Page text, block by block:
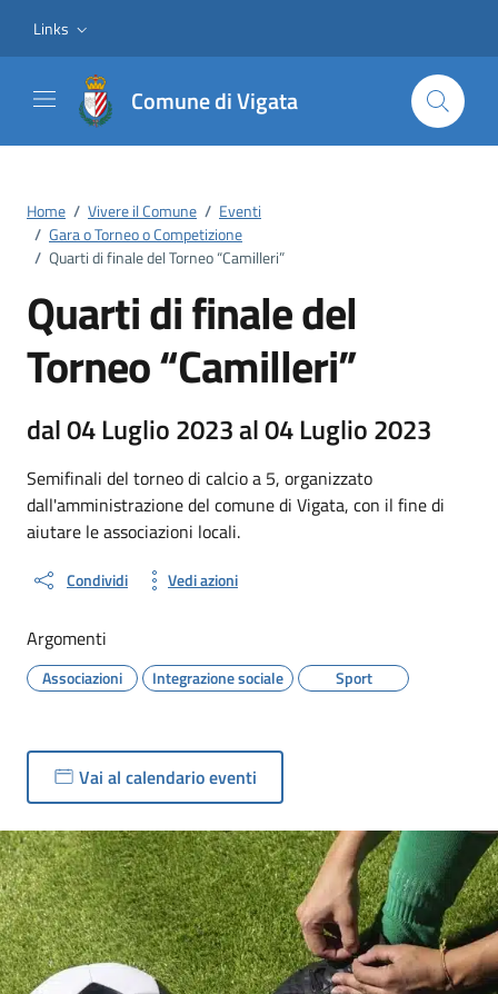
Links
Comune di Vigata
Home / Vivere il Comune / Eventi
/ Gara o Torneo o Competizione
/ Quarti di finale del Torneo “Camilleri”
Quarti di finale del
Torneo “Camilleri”
dal 04 Luglio 2023 al 04 Luglio 2023
Semifinali del torneo di calcio a 5, organizzato
dall'amministrazione del comune di Vigata, con il fine di
aiutare le associazioni locali.
Condividi Vedi azioni
Argomenti
Associazioni Integrazione sociale Sport
Vai al calendario eventi